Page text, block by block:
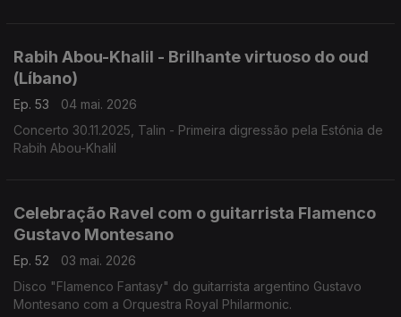
Rabih Abou-Khalil - Brilhante virtuoso do oud
(Líbano)
Ep. 53
04 mai. 2026
Concerto 30.11.2025, Talin - Primeira digressão pela Estónia de
Rabih Abou-Khalil
Celebração Ravel com o guitarrista Flamenco
Gustavo Montesano
Ep. 52
03 mai. 2026
Disco "Flamenco Fantasy" do guitarrista argentino Gustavo
Montesano com a Orquestra Royal Philarmonic.